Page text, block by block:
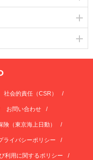
社会的責任（CSR）
お問い合わせ
険（東京海上日動）
ライバシーポリシー
利用に関するポリシー